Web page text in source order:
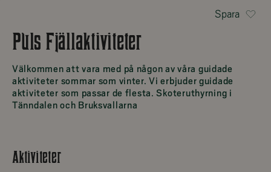
Spara
Puls Fjällaktiviteter
Välkommen att vara med på någon av våra guidade
aktiviteter sommar som vinter. Vi erbjuder guidade
aktiviteter som passar de flesta. Skoteruthyrning i
Tänndalen och Bruksvallarna
Aktiviteter